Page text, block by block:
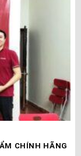
CHÍNH HÃNG